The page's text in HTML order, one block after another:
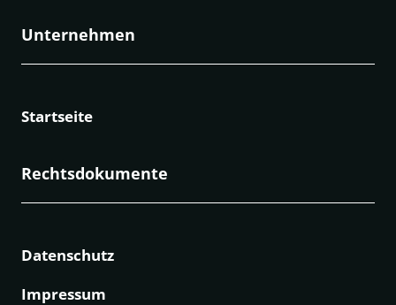
Unternehmen
Startseite
Rechtsdokumente
Datenschutz
Impressum